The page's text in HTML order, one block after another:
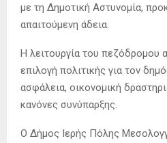
με τη Δημοτική Αστυνομία,
απαιτούμενη άδεια.
Η λειτουργία του πεζόδρομου
επιλογή πολιτικής για τον
ασφάλεια, οικονομική
κανόνες συνύπαρξης.
Ο Δήμος Ιερής Πόλης